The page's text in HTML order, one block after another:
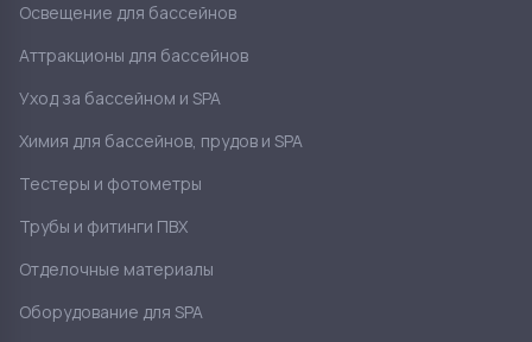
Освещение для бассейнов
Аттракционы для бассейнов
Уход за бассейном и SPA
Химия для бассейнов, прудов и SPA
Тестеры и фотометры
Трубы и фитинги ПВХ
Отделочные материалы
Оборудование для SPA